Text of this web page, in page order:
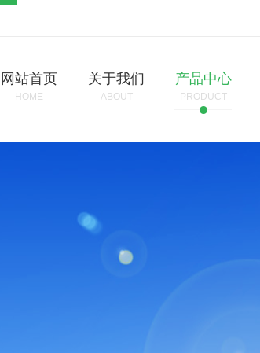
网站首页
HOME
关于我们
ABOUT
产品中心
PRODUCT